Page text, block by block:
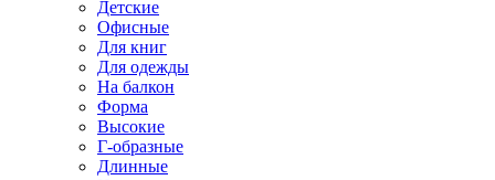
Детские
Офисные
Для книг
Для одежды
На балкон
Форма
Высокие
Г-образные
Длинные